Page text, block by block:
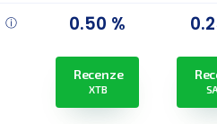
0.50 %
Recenze
XTB